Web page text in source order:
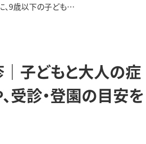
、9歳以下の子ども…
子どもと大人の症
受診・登園の目安を